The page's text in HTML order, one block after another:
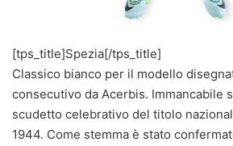
[tps_title]Spezia[/tps_title]
Classico bianco per il modello
consecutivo da Acerbis. Immancabile
scudetto celebrativo del titolo
1944. Come stemma è stato